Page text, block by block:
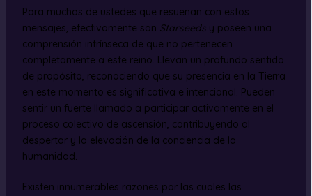
Para muchos de ustedes que resuenan con estos
mensajes, efectivamente son Starseedsy poseen una
comprensión intrínseca de que no pertenecen
completamente a este reino. Llevan un profundo sentido
de propósito, reconociendo que su presencia en la Tierra
en este momento es significativa e intencional. Pueden
sentir un fuerte llamado a participar activamente en el
proceso colectivo de ascensión, contribuyendo al
despertar y la elevación de la conciencia de la
humanidad.
Existen innumerables razones por las cuales las